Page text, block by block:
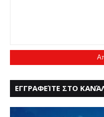
ΕΓΓΡΑΦΕΊΤΕ ΣΤΟ